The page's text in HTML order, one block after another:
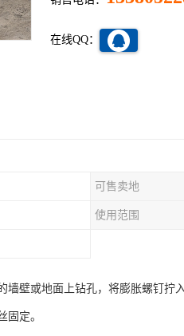
在线QQ：
可售卖地
使用范围
墙壁或地面上钻孔，将膨胀螺钉拧
固定。